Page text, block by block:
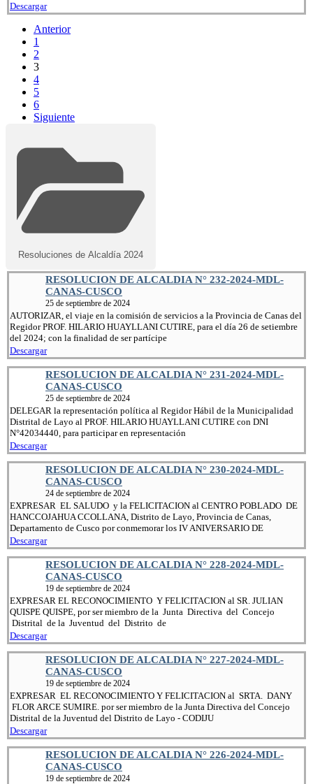
Descargar
Anterior
1
2
3
4
5
6
Siguiente
Resoluciones de Alcaldía 2024
RESOLUCION DE ALCALDIA N° 232-2024-MDL-
CANAS-CUSCO
25 de septiembre de 2024
AUTORIZAR, el viaje en la comisión de servicios a la Provincia de Canas del
Regidor PROF. HILARIO HUAYLLANI CUTIRE, para el día 26 de setiembre
del 2024; con la finalidad de ser partícipe
Descargar
RESOLUCION DE ALCALDIA N° 231-2024-MDL-
CANAS-CUSCO
25 de septiembre de 2024
DELEGAR la representación política al Regidor Hábil de la Municipalidad
Distrital de Layo al PROF. HILARIO HUAYLLANI CUTIRE con DNI
N°42034440, para participar en representación
Descargar
RESOLUCION DE ALCALDIA N° 230-2024-MDL-
CANAS-CUSCO
24 de septiembre de 2024
EXPRESAR EL SALUDO y la FELICITACION al CENTRO POBLADO DE
HANCCOJAHUA CCOLLANA, Distrito de Layo, Provincia de Canas,
Departamento de Cusco por conmemorar los IV ANIVERSARIO DE
Descargar
RESOLUCION DE ALCALDIA N° 228-2024-MDL-
CANAS-CUSCO
19 de septiembre de 2024
EXPRESAR EL RECONOCIMIENTO Y FELICITACION al SR. JULIAN
QUISPE QUISPE, por ser miembro de la Junta Directiva del Concejo
Distrital de la Juventud del Distrito de
Descargar
RESOLUCION DE ALCALDIA N° 227-2024-MDL-
CANAS-CUSCO
19 de septiembre de 2024
EXPRESAR EL RECONOCIMIENTO Y FELICITACION al SRTA. DANY
FLOR ARCE SUMIRE. por ser miembro de la Junta Directiva del Concejo
Distrital de la Juventud del Distrito de Layo - CODIJU
Descargar
RESOLUCION DE ALCALDIA N° 226-2024-MDL-
CANAS-CUSCO
19 de septiembre de 2024